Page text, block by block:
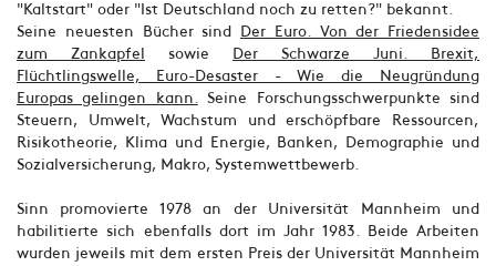
"Kaltstart" oder "Ist Deutschland noch zu retten?" bekannt.
Seine neuesten Bücher sind
Der Euro. Von der Friedensidee
zum Zankapfel
sowie
Der Schwarze Juni. Brexit,
Flüchtlingswelle, Euro-Desaster - Wie die Neugründung
Europas gelingen kann.
Seine Forschungsschwerpunkte sind
Steuern, Umwelt, Wachstum und erschöpfbare Ressourcen,
Risikotheorie, Klima und Energie, Banken, Demographie und
Sozialversicherung, Makro, Systemwettbewerb.
Sinn promovierte 1978 an der Universität Mannheim und
habilitierte sich ebenfalls dort im Jahr 1983. Beide Arbeiten
wurden jeweils mit dem ersten Preis der Universität Mannheim